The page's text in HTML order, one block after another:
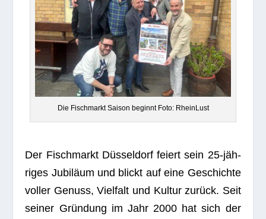
Die Fisch­markt Sai­son beginnt Foto: RheinLust
Der Fisch­markt Düs­sel­dorf fei­ert sein 25-jäh­
ri­ges Jubi­läum und blickt auf eine Geschichte
vol­ler Genuss, Viel­falt und Kul­tur zurück. Seit
sei­ner Grün­dung im Jahr 2000 hat sich der